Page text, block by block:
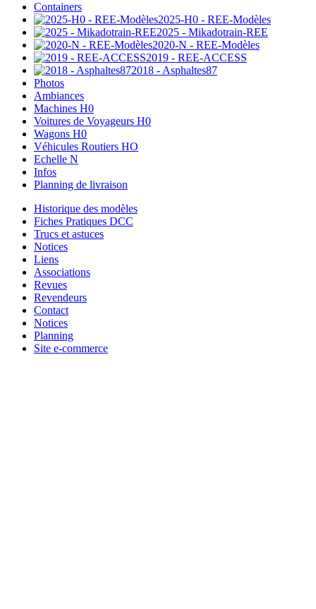
Containers
2025-H0 - REE-Modèles
2025 - Mikadotrain-REE
2020-N - REE-Modèles
2019 - REE-ACCESS
2018 - Asphaltes87
Photos
Ambiances
Machines H0
Voitures de Voyageurs H0
Wagons H0
Véhicules Routiers HO
Echelle N
Infos
Planning de livraison
Historique des modèles
Fiches Pratiques DCC
Trucs et astuces
Notices
Liens
Associations
Revues
Revendeurs
Contact
Notices
Planning
Site e-commerce